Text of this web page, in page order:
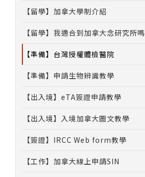
【留學】加拿大學制介紹
【留學】我適合到加拿大念研究所嗎
【準備】台灣授權體檢醫院
【準備】申請生物辨識教學
【出入境】eTA簽證申請教學
【出入境】入境加拿大圖文教學
【簽證】IRCC Web form教學
【工作】加拿大線上申請SIN